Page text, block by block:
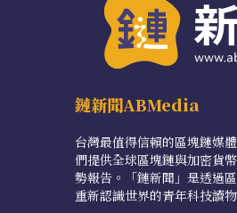
鏈新聞ABMedia
台灣最值得信賴的區塊鏈媒
們提供全球區塊鏈與加密貨
勢報告。「鏈新聞」是透過
重新認識世界的青年科技讀物